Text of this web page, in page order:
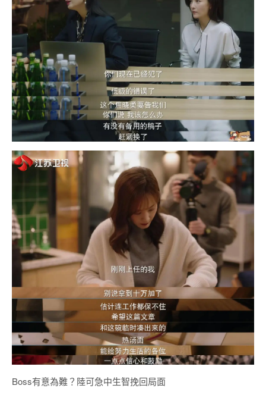
Boss有意為難？陸可急中生智挽回局面